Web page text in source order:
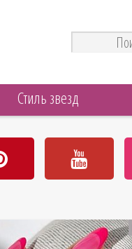
Стиль звезд